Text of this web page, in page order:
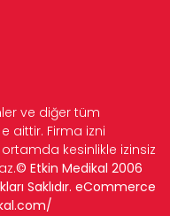
ve diğer tüm
aittir. Firma izni
kesinlikle izinsiz
© Etkin Medikal 2006
Saklıdır. eCommerce